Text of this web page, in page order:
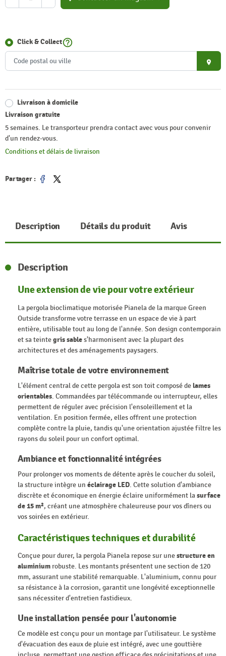
Click & Collecthelp_outline
place
Livraison à domicile
Livraison gratuite
5 semaines. Le transporteur prendra contact avec vous pour convenir
d'un rendez-vous.
Conditions et délais de livraison
Partager :
Partager
Tweet
Description Détails du produit Avis
Description
Une extension de vie pour votre extérieur
La pergola bioclimatique motorisée Pianela de la marque Green
Outside transforme votre terrasse en un espace de vie à part
entière, utilisable tout au long de l'année. Son design contemporain
et sa teintegris sables'harmonisent avec la plupart des
architectures et des aménagements paysagers.
Maîtrise totale de votre environnement
L'élément central de cette pergola est son toit composé delames
orientables. Commandées par télécommande ou interrupteur, elles
permettent de réguler avec précision l'ensoleillement et la
ventilation. En position fermée, elles offrent une protection
complète contre la pluie, tandis qu'une orientation ajustée filtre les
rayons du soleil pour un confort optimal.
Ambiance et fonctionnalité intégrées
Pour prolonger vos moments de détente après le coucher du soleil,
la structure intègre un éclairage LED. Cette solution d'ambiance
discrète et économique en énergie éclaire uniformément lasurface
de 15 m², créant une atmosphère chaleureuse pour vos dîners ou
vos soirées en extérieur.
Caractéristiques techniques et durabilité
Conçue pour durer, la pergola Pianela repose sur unestructure en
aluminiumrobuste. Les montants présentent une section de 120
mm, assurant une stabilité remarquable. L'aluminium, connu pour
sa résistance à la corrosion, garantit une longévité exceptionnelle
sans nécessiter d'entretien fastidieux.
Une installation pensée pour l'autonomie
Ce modèle est conçu pour un montage par l'utilisateur. Le système
d'évacuation des eaux de pluie est intégré, avec une gouttière